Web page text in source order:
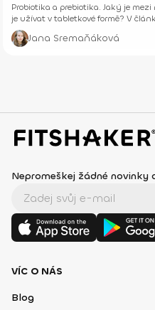
Probiotika a prebiotika. Jaký je
je užívat v tabletkové formě? V
Jana Sremaňáková
Nepromeškej žádné novinky
VÍC O NÁS
Blog